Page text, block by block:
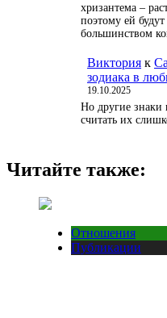
хризантема –
поэтому ей
большинством
Виктория к
зодиака в
19.10.2025
Но другие знаки
считать их
Читайте также:
Отношения
Публикации